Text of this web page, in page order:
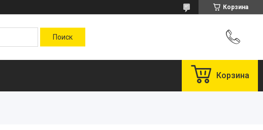
Корзина
Корзина